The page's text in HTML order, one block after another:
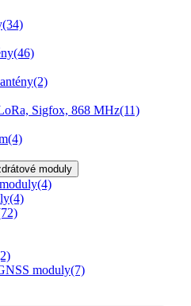
(34)
(46)
(2)
Sigfox, 868 MHz(11)
(4)
moduly
(4)
(4)
moduly(7)